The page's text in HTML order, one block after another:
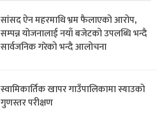
सांसद ऐन महरमाथि भ्रम फैलाएको आरोप,
सम्पन्न योजनालाई नयाँ बजेटको उपलब्धि भन्दै
सार्वजनिक गरेको भन्दै आलोचना
स्वामिकार्तिक खापर गाउँपालिकामा स्याउको
गुणस्तर परीक्षण